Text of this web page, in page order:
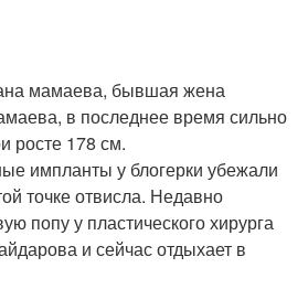
мамаева, бывшая жена
в последнее время сильно
росте 178 см.
импланты у блогерки убежали
точке отвисла. Недавно
попу у пластического хирурга
и сейчас отдыхает в